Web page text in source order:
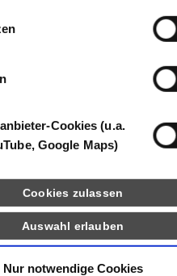
die Sie ihnen
die sie im Rahmen Ihrer
Cookies (u.a.
Google Maps)
Cookies zulassen
Auswahl erlauben
Nur notwendige Cookies
stuttgart.de